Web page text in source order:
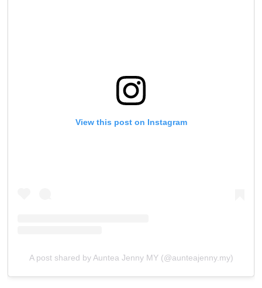
View this post on Instagram
A post shared by Auntea Jenny MY (@aunteajenny.my)